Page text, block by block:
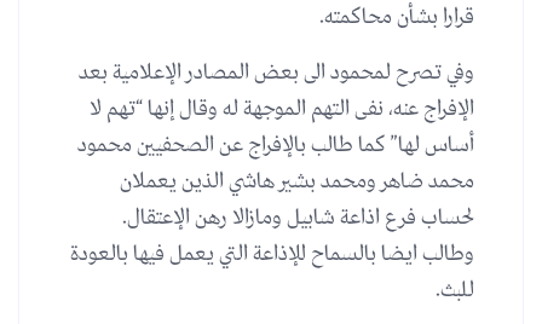
قرارا بشأن محاكمته.
وفي تصرح لمحمود الى بعض المصادر الإعلامية بعد
الإفراج عنه، نفى التهم الموجهة له وقال إنها “تهم لا
أساس لها” كما طالب بالإفراج عن الصحفيين محمود
محمد ضاهر ومحمد بشير هاشي الذين يعملان
لحساب فرع اذاعة شابيل ومازالا رهن الإعتقال.
وطالب ايضا بالسماح للإذاعة التي يعمل فيها بالعودة
للبث.